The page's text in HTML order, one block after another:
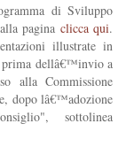
di Sviluppo
pagina clicca qui.
illustrate in
prima dellâ€™invio a
alla Commissione
dopo lâ€™adozione
sottolinea